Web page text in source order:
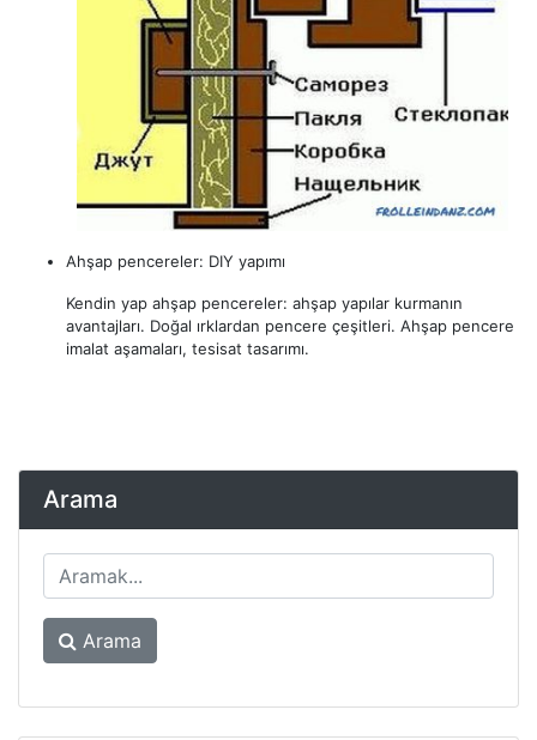
Ahşap pencereler: DIY yapımı
Kendin yap ahşap pencereler: ahşap yapılar kurmanın
avantajları. Doğal ırklardan pencere çeşitleri. Ahşap pencere
imalat aşamaları, tesisat tasarımı.
Arama
Arama